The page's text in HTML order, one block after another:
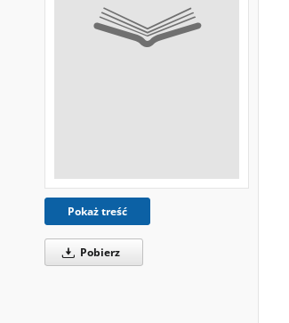
Pokaż treść
Pobierz